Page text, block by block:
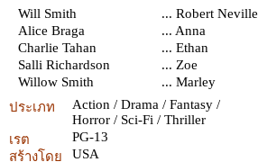
Will Smith
... Robert Neville
Alice Braga
... Anna
Charlie Tahan
... Ethan
Salli Richardson
... Zoe
Willow Smith
... Marley
ประเภท
Action / Drama / Fantasy /
Horror / Sci-Fi / Thriller
เรต
PG-13
สร้างโดย
USA